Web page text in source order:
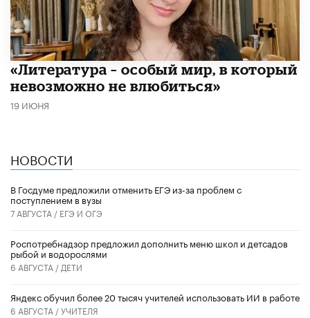
​«Литература – особый мир, в который
невозможно не влюбиться»
19 ИЮНЯ
НОВОСТИ
В Госдуме предложили отменить ЕГЭ из-за проблем с
поступлением в вузы
7 АВГУСТА / ЕГЭ И ОГЭ
Роспотребнадзор предложил дополнить меню школ и детсадов
рыбой и водорослями
6 АВГУСТА / ДЕТИ
​Яндекс обучил более 20 тысяч учителей использовать ИИ в работе
6 АВГУСТА /УЧИТЕЛЯ